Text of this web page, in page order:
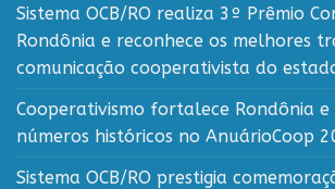
Sistema OCB/RO realiza 3º Prêmio
Rondônia e reconhece os melhores
comunicação cooperativista do
Cooperativismo fortalece Rondônia e
números históricos no AnuárioCoop
Sistema OCB/RO prestigia